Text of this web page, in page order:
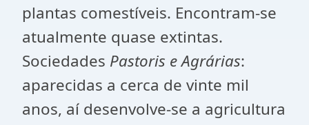
plantas comestíveis. Encontram-se
atualmente quase extintas.
Sociedades Pastoris e Agrárias:
aparecidas a cerca de vinte mil
anos, aí desenvolve-se a agricultura